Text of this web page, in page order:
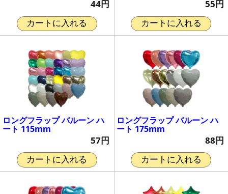
44円
カートに入れる
55円
カートに入れる
ロングフラップ バルーン ハ
ート 115mm
57円
カートに入れる
ロングフラップ バルーン ハ
ート 175mm
88円
カートに入れる